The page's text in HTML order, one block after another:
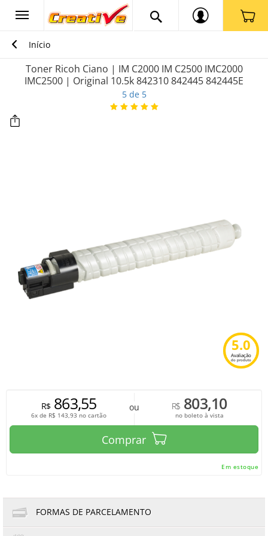
Início
Toner Ricoh Ciano | IM C2000 IM C2500 IMC2000
IMC2500 | Original 10.5k 842310 842445 842445E
5 de 5
5.0
Avaliação
do produto
R$863,55
6x de R$ 143,93 no cartão
ou R$ 803,10
no boleto à vista
Comprar
Em estoque
FORMAS DE PARCELAMENTO